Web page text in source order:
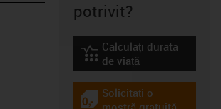
potrivit?
igus-icon-lebensdauerrechner
Calculați durata
de viață
igus-icon-gratismuster
Solicitați o